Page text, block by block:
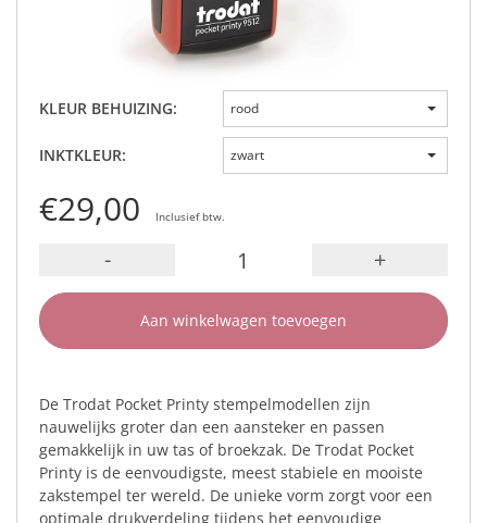
KLEUR BEHUIZING: rood
INKTKLEUR: zwart
€29,00 Inclusief btw.
- +
Aan winkelwagen toevoegen
De Trodat Pocket Printy stempelmodellen zijn
nauwelijks groter dan een aansteker en passen
gemakkelijk in uw tas of broekzak. De Trodat Pocket
Printy is de eenvoudigste, meest stabiele en mooiste
zakstempel ter wereld. De unieke vorm zorgt voor een
optimale drukverdeling tijdens het eenvoudige